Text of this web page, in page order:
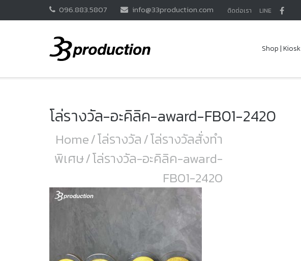
096.883.5807 info@33production.com ติดต่อเรา LINE
Shop | Kiosk
โล่รางวัล-อะคิลิค-award-FB01-2420
Home/โล่รางวัล/โล่รางวัลสั่งทำ
พิเศษ/โล่รางวัล-อะคิลิค-award-
FB01-2420